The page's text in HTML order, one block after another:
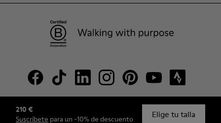
210 €
Suscríbete para un -10% de descuento Elige tu talla
© Camper, 2026